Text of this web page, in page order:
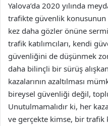
Yalova’da 2020 yılında
trafikte güvenlik
kez daha gözler önüne
trafik katılımcıları, kendi
güvenliğini de düşünmek
daha bilinçli bir sürüş
kazalarının azaltılması
bireysel güvenliği değil,
Unutulmamalıdır ki, her
ve gerçekte kimse, bir trafik